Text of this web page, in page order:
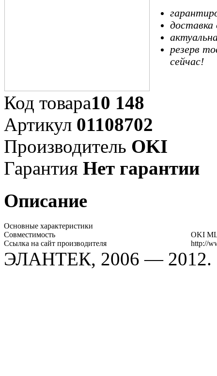
резерв
сейчас!
Код товара10 148
Артикул 01108702
Производитель OKI
Гарантия Нет гарантии
Описание
Основные характеристики
Совместимость
OKI
Ссылка на сайт производителя
http://
ЭЛАНТЕК, 2006 — 2012.